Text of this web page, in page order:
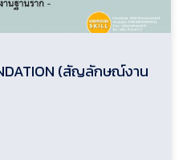
(สัญลักษณ์งาน